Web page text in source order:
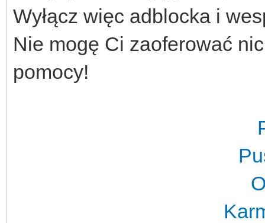
Wyłącz więc adblocka i
Nie mogę Ci zaoferować
pomocy!